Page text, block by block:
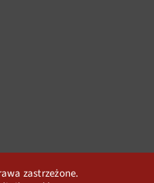
zastrzeżone.